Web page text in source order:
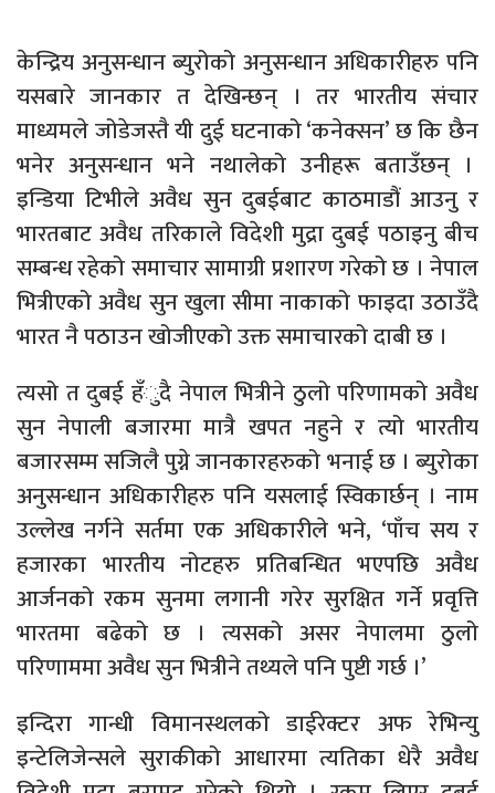
केन्द्रिय अनुसन्धान ब्युरोको अनुसन्धान अधिकारीहरु पनि
यसबारे जानकार त देखिन्छन् । तर भारतीय संचार
माध्यमले जोडेजस्तै यी दुई घटनाको ‘कनेक्सन’ छ कि छैन
भनेर अनुसन्धान भने नथालेको उनीहरू बताउँछन् ।
इन्डिया टिभीले अवैध सुन दुबईबाट काठमाडौं आउनु र
भारतबाट अवैध तरिकाले विदेशी मुद्रा दुबई पठाइनु बीच
सम्बन्ध रहेको समाचार सामाग्री प्रशारण गरेको छ । नेपाल
भित्रीएको अवैध सुन खुला सीमा नाकाको फाइदा उठाउँदै
भारत नै पठाउन खोजीएको उक्त समाचारको दाबी छ ।
त्यसो त दुबई हँुदै नेपाल भित्रीने ठुलो परिणामको अवैध
सुन नेपाली बजारमा मात्रै खपत नहुने र त्यो भारतीय
बजारसम्म सजिलै पुग्ने जानकारहरुको भनाई छ । ब्युरोका
अनुसन्धान अधिकारीहरु पनि यसलाई स्विकार्छन् । नाम
उल्लेख नर्गने सर्तमा एक अधिकारीले भने, ‘पाँच सय र
हजारका भारतीय नोटहरु प्रतिबन्धित भएपछि अवैध
आर्जनको रकम सुनमा लगानी गरेर सुरक्षित गर्ने प्रवृत्ति
भारतमा बढेको छ । त्यसको असर नेपालमा ठुलो
परिणाममा अवैध सुन भित्रीने तथ्यले पनि पुष्टी गर्छ ।’
इन्दिरा गान्धी विमानस्थलको डाईरेक्टर अफ रेभिन्यु
इन्टेलिजेन्सले सुराकीको आधारमा त्यतिका धेरै अवैध